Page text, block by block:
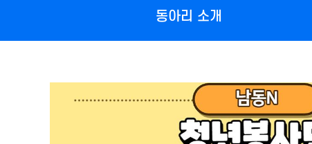
동아리 소개